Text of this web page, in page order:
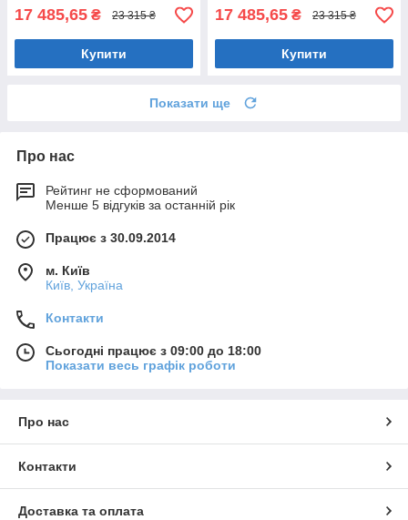
17 485,65 ₴ 23 315 ₴
Купити
17 485,65 ₴ 23 315 ₴
Купити
Показати ще
Про нас
Рейтинг не сформований
Менше 5 відгуків за останній рік
Працює з 30.09.2014
м. Київ
Київ, Україна
Контакти
Сьогодні працює з 09:00 до 18:00
Показати весь графік роботи
Про нас
Контакти
Доставка та оплата